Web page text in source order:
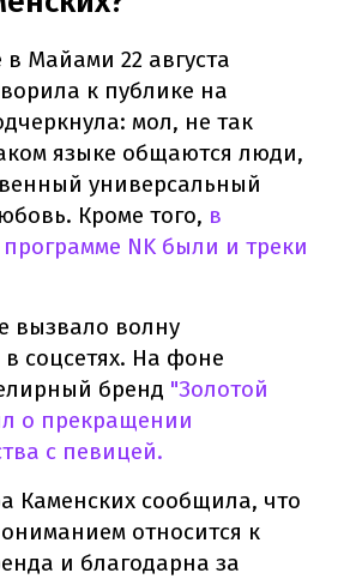
Майами 22 августа
к публике на
мол, не так
языке общаются люди,
универсальный
Кроме того, в
NK были и треки
вызвало волну
соцсетях. На фоне
бренд "Золотой
о прекращении
с певицей.
Каменских сообщила, что
относится к
и благодарна за